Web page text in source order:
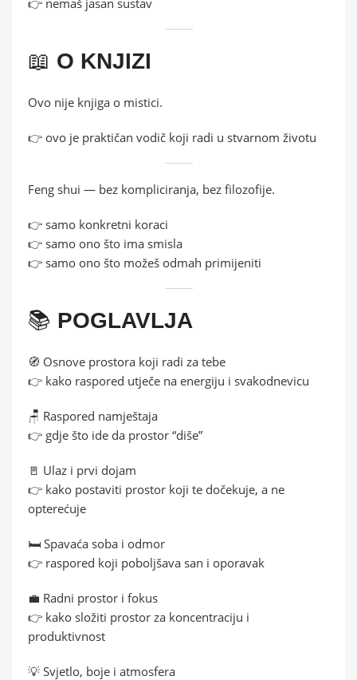
📖 O KNJIZI
Ovo nije knjiga o mistici.
👉 ovo je praktičan vodič koji radi u stvarnom životu
Feng shui — bez kompliciranja, bez filozofije.
👉 samo konkretni koraci
👉 samo ono što ima smisla
👉 samo ono što možeš odmah primijeniti
📚 POGLAVLJA
🧭 Osnove prostora koji radi za tebe
👉 kako raspored utječe na energiju i svakodnevicu
🪑 Raspored namještaja
👉 gdje što ide da prostor “diše”
🚪 Ulaz i prvi dojam
👉 kako postaviti prostor koji te dočekuje, a ne
opterećuje
🛏️ Spavaća soba i odmor
👉 raspored koji poboljšava san i oporavak
💼 Radni prostor i fokus
👉 kako složiti prostor za koncentraciju i
produktivnost
💡 Svjetlo, boje i atmosfera